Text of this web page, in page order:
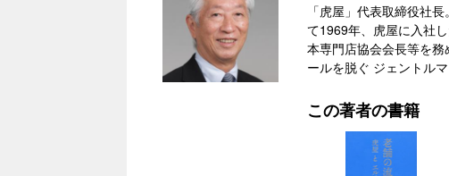
「虎屋」代表取締役社
て1969年、虎屋に入社
本専門店協会会長等を
ールを脱ぐ ジェントル
この著者の書籍